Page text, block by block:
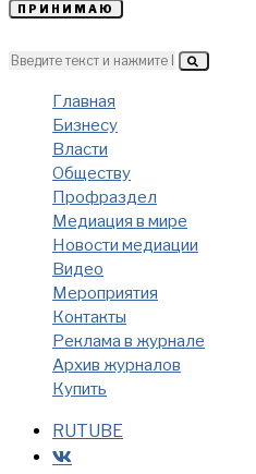
ПРИНИМАЮ
Главная
Бизнесу
Власти
Обществу
Профраздел
Медиация в мире
Новости медиации
Видео
Мероприятия
Контакты
Реклама в журнале
Архив журналов
Купить
RUTUBE